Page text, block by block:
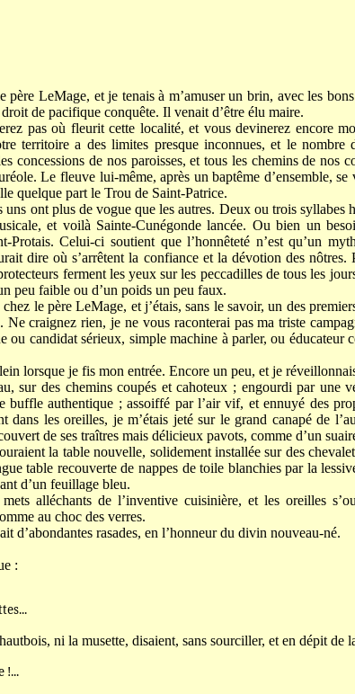
LeMage, et je tenais à m’amuser un brin, avec les
de pacifique conquête. Il venait d’être élu maire.
pas où fleurit cette localité, et vous devinerez encore
territoire a des limites presque inconnues, et le nombre
concessions de nos paroisses, et tous les chemins de nos
Le fleuve lui-même, après un baptême d’ensemble, se
quelque part le Trou de Saint-Patrice.
uns ont plus de vogue que les autres. Deux ou trois syllabes
et voilà Sainte-Cunégonde lancée. Ou bien un
Protais. Celui-ci soutient que l’honnêteté n’est qu’un
dire où s’arrêtent la confiance et la dévotion des nôtres.
ferment les yeux sur les peccadilles de tous les
peu faible ou d’un poids un peu faux.
le père LeMage, et j’étais, sans le savoir, un des
craignez rien, je ne vous raconterai pas ma triste
ou candidat sérieux, simple machine à parler, ou éducateur
lorsque je fis mon entrée. Encore un peu, et je
sur des chemins coupés et cahoteux ; engourdi par une
buffle authentique ; assoiffé par l’air vif, et ennuyé des
dans les oreilles, je m’étais jeté sur le grand canapé de
de ses traîtres mais délicieux pavots, comme d’un
la table nouvelle, solidement installée sur des
table recouverte de nappes de toile blanchies par la
d’un feuillage bleu.
alléchants de l’inventive cuisinière, et les oreilles
au choc des verres.
d’abondantes rasades, en l’honneur du divin nouveau-né.
:
ni la musette, disaient, sans sourciller, et en dépit de
!...